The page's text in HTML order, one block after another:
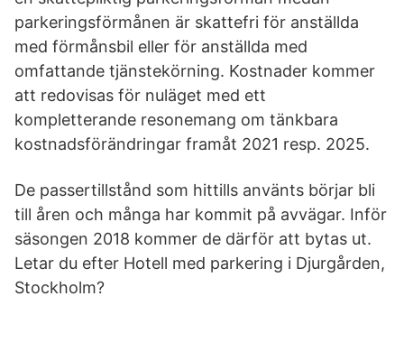
parkeringsförmånen är skattefri för anställda
med förmånsbil eller för anställda med
omfattande tjänstekörning. Kostnader kommer
att redovisas för nuläget med ett
kompletterande resonemang om tänkbara
kostnadsförändringar framåt 2021 resp. 2025.
De passertillstånd som hittills använts börjar bli
till åren och många har kommit på avvägar. Inför
säsongen 2018 kommer de därför att bytas ut.
Letar du efter Hotell med parkering i Djurgården,
Stockholm?